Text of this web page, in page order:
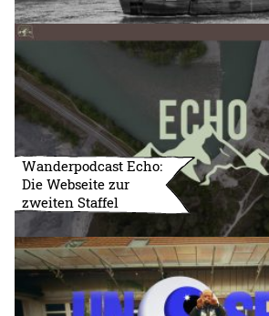
Wanderpodcast Echo:
Die Webseite zur
zweiten Staffel